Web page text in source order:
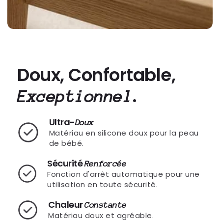
Doux, Confortable,
Exceptionnel.
Ultra-Doux
Matériau en silicone doux pour la peau
de bébé.
SécuritéRenforcée
Fonction d'arrêt automatique pour une
utilisation en toute sécurité.
ChaleurConstante
Matériau doux et agréable.